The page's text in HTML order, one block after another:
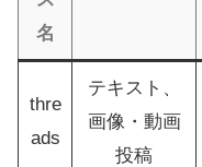
名
thre
ads
テキスト、
画像・動画
投稿